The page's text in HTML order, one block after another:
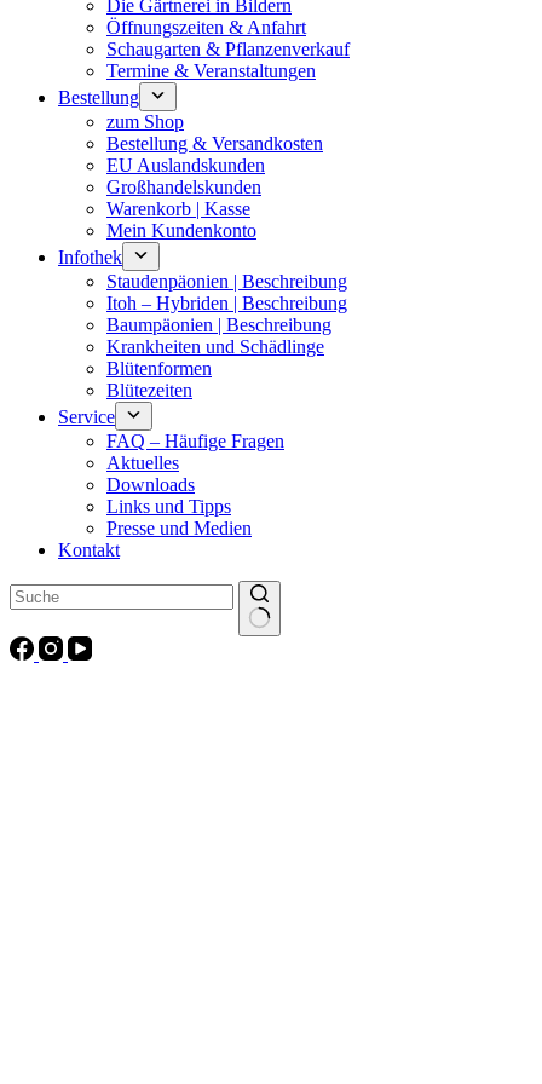
Die Gärtnerei in Bildern
Öffnungszeiten & Anfahrt
Schaugarten & Pflanzenverkauf
Termine & Veranstaltungen
Bestellung
zum Shop
Bestellung & Versandkosten
EU Auslandskunden
Großhandelskunden
Warenkorb | Kasse
Mein Kundenkonto
Infothek
Staudenpäonien | Beschreibung
Itoh – Hybriden | Beschreibung
Baumpäonien | Beschreibung
Krankheiten und Schädlinge
Blütenformen
Blütezeiten
Service
FAQ – Häufige Fragen
Aktuelles
Downloads
Links und Tipps
Presse und Medien
Kontakt
Keine
Ergebnisse